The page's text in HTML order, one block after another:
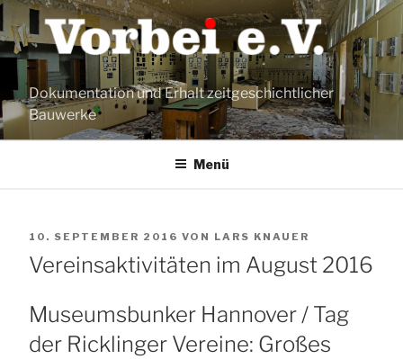
Zum
Inhalt
springen
Dokumentation und Erhalt zeitgeschichtlicher
Bauwerke
Menü
VERÖFFENTLICHT
AM
10. SEPTEMBER 2016 VON LARS KNAUER
Vereinsaktivitäten im August 2016
Museumsbunker Hannover / Tag
der Ricklinger Vereine: Großes